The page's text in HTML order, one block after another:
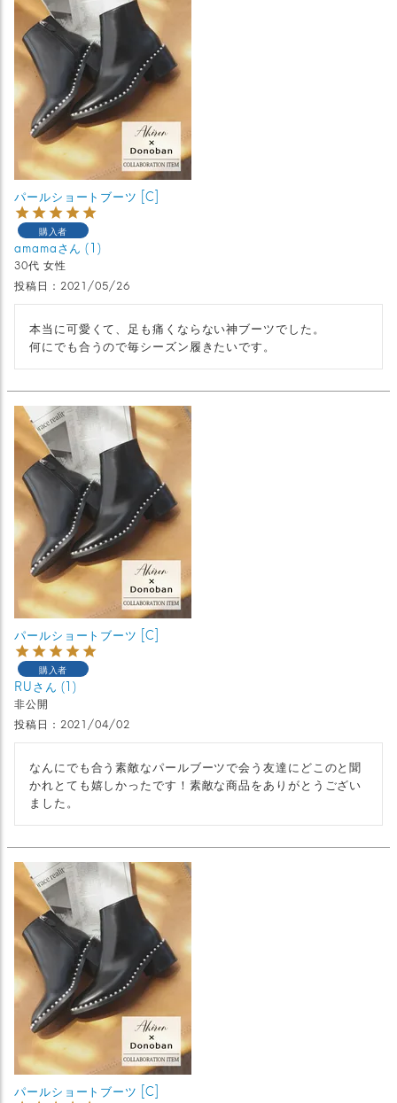
パールショートブーツ [C]
購入者
amama 1
30代 女性
投稿日
2021/05/26
本当に可愛くて、足も痛くならない神ブーツでした。
何にでも合うので毎シーズン履きたいです。
パールショートブーツ [C]
購入者
RU 1
非公開
投稿日
2021/04/02
なんにでも合う素敵なパールブーツで会う友達にどこのと聞
かれとても嬉しかったです！素敵な商品をありがとうござい
ました。
パールショートブーツ [C]